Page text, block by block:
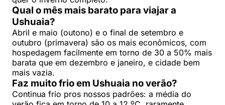
Qual o mês mais barato para viajar a
Ushuaia?
Abril e maio (outono) e o final de setembro e
outubro (primavera) são os mais econômicos, com
hospedagem facilmente em torno de 30 a 50% mais
barata que em dezembro e janeiro, e cidade bem
mais vazia.
Faz muito frio em Ushuaia no verão?
Continua frio pros nossos padrões: a média do